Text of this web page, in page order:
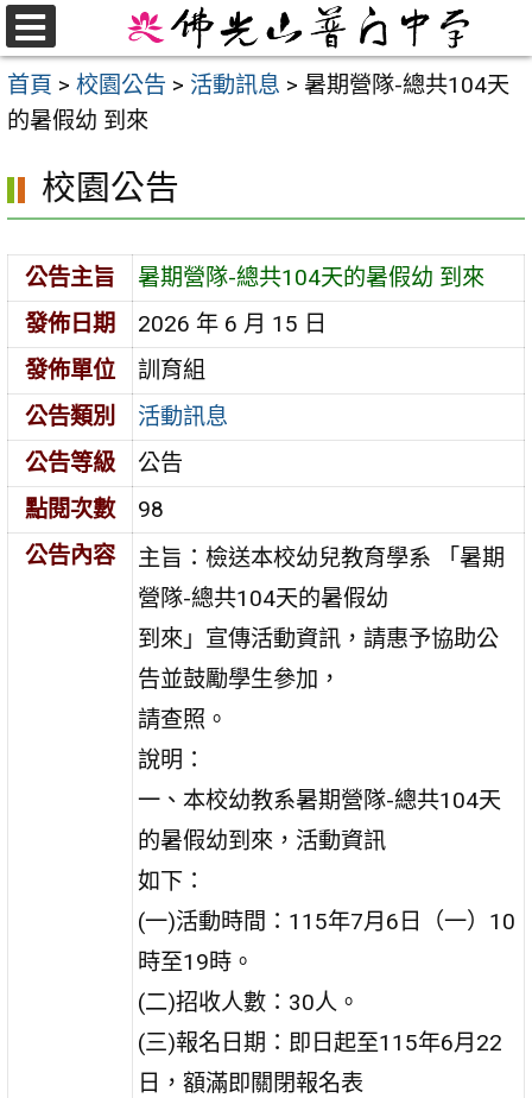
跳
至
主
要
首頁 > 校園公告 > 活動訊息 > 暑期營隊-總共104天
的暑假幼 到來
校園公告
公告主旨
暑期營隊-總共104天的暑假幼 到來
發佈日期
2026 年 6 月 15 日
發佈單位
訓育組
公告類別
活動訊息
公告等級
公告
點閱次數
98
公告內容
主旨：檢送本校幼兒教育學系 「暑期
營隊-總共104天的暑假幼
到來」宣傳活動資訊，請惠予協助公
告並鼓勵學生參加，
請查照。
說明：
一、本校幼教系暑期營隊-總共104天
的暑假幼到來，活動資訊
如下：
(一)活動時間：115年7月6日（一）10
時至19時。
(二)招收人數：30人。
(三)報名日期：即日起至115年6月22
日，額滿即關閉報名表
選
單